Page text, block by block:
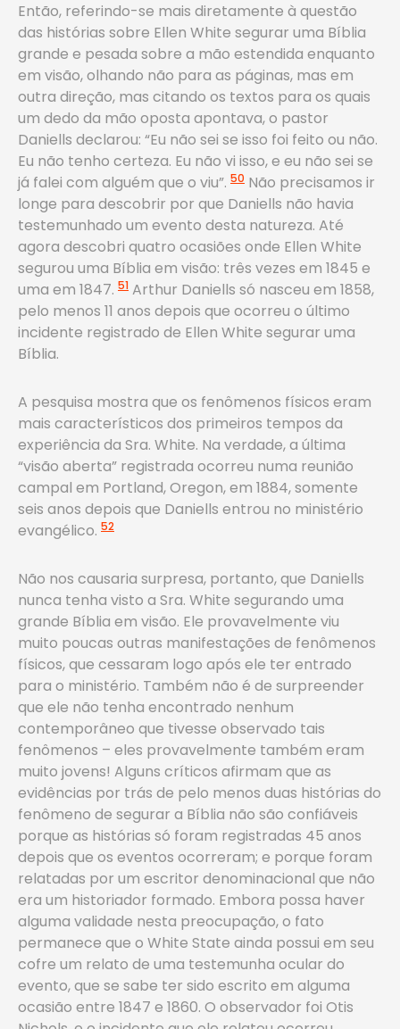
Então, referindo-se mais diretamente à questão
das histórias sobre Ellen White segurar uma Bíblia
grande e pesada sobre a mão estendida enquanto
em visão, olhando não para as páginas, mas em
outra direção, mas citando os textos para os quais
um dedo da mão oposta apontava, o pastor
Daniells declarou: “Eu não sei se isso foi feito ou não.
Eu não tenho certeza. Eu não vi isso, e eu não sei se
já falei com alguém que o viu”. 50 Não precisamos ir
longe para descobrir por que Daniells não havia
testemunhado um evento desta natureza. Até
agora descobri quatro ocasiões onde Ellen White
segurou uma Bíblia em visão: três vezes em 1845 e
uma em 1847. 51 Arthur Daniells só nasceu em 1858,
pelo menos 11 anos depois que ocorreu o último
incidente registrado de Ellen White segurar uma
Bíblia.
A pesquisa mostra que os fenômenos físicos eram
mais característicos dos primeiros tempos da
experiência da Sra. White. Na verdade, a última
“visão aberta” registrada ocorreu numa reunião
campal em Portland, Oregon, em 1884, somente
seis anos depois que Daniells entrou no ministério
evangélico. 52
Não nos causaria surpresa, portanto, que Daniells
nunca tenha visto a Sra. White segurando uma
grande Bíblia em visão. Ele provavelmente viu
muito poucas outras manifestações de fenômenos
físicos, que cessaram logo após ele ter entrado
para o ministério. Também não é de surpreender
que ele não tenha encontrado nenhum
contemporâneo que tivesse observado tais
fenômenos – eles provavelmente também eram
muito jovens! Alguns críticos afirmam que as
evidências por trás de pelo menos duas histórias do
fenômeno de segurar a Bíblia não são confiáveis
porque as histórias só foram registradas 45 anos
depois que os eventos ocorreram; e porque foram
relatadas por um escritor denominacional que não
era um historiador formado. Embora possa haver
alguma validade nesta preocupação, o fato
permanece que o White State ainda possui em seu
cofre um relato de uma testemunha ocular do
evento, que se sabe ter sido escrito em alguma
ocasião entre 1847 e 1860. O observador foi Otis